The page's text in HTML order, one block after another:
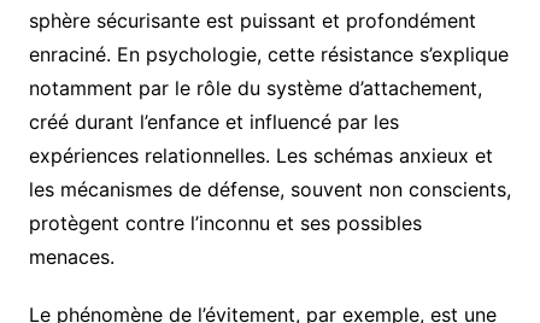
sphère sécurisante est puissant et profondément
enraciné. En psychologie, cette résistance s’explique
notamment par le rôle du système d’attachement,
créé durant l’enfance et influencé par les
expériences relationnelles. Les schémas anxieux et
les mécanismes de défense, souvent non conscients,
protègent contre l’inconnu et ses possibles
menaces.
Le phénomène de l’évitement, par exemple, est une